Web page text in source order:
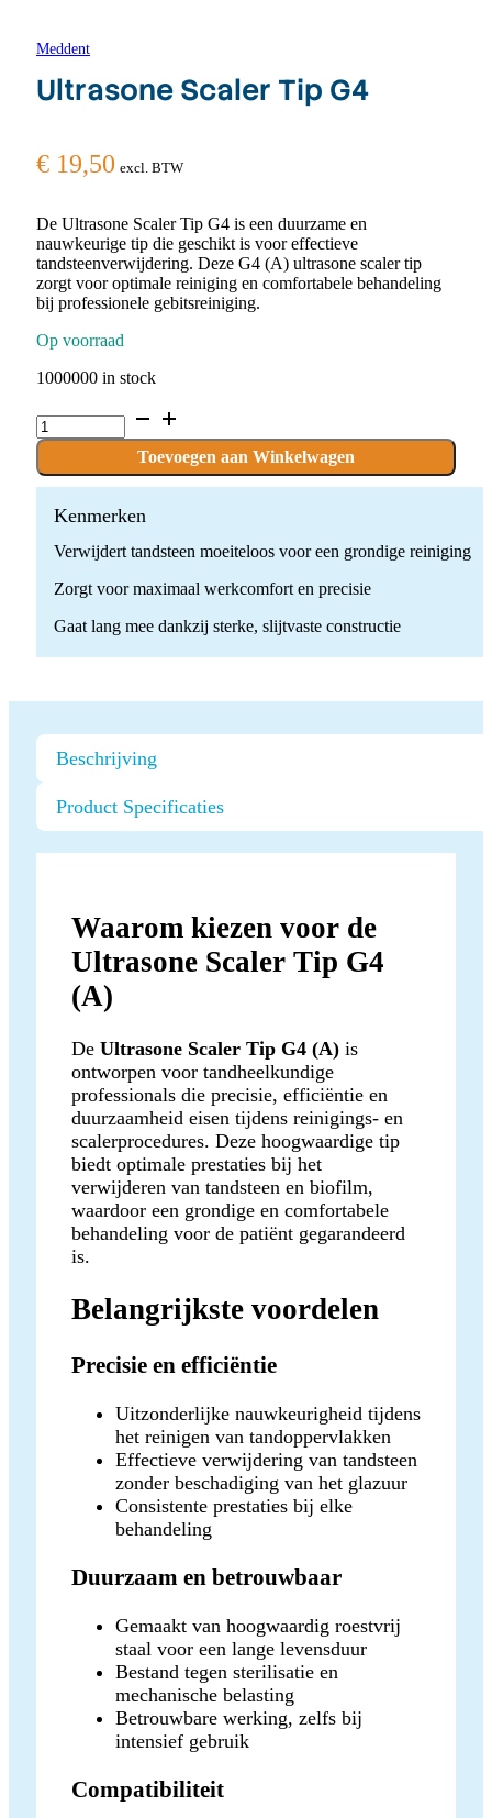
Meddent
Ultrasone Scaler Tip G4
€ 19,50 excl. BTW
De Ultrasone Scaler Tip G4 is een duurzame en
nauwkeurige tip die geschikt is voor effectieve
tandsteenverwijdering. Deze G4 (A) ultrasone scaler tip
zorgt voor optimale reiniging en comfortabele behandeling
bij professionele gebitsreiniging.
Op voorraad
1000000 in stock
Ultrasone
Scaler
G4
quantity
Toevoegen aan Winkelwagen
Kenmerken
Verwijdert tandsteen moeiteloos voor een grondige reiniging
Zorgt voor maximaal werkcomfort en precisie
Gaat lang mee dankzij sterke, slijtvaste constructie
Beschrijving
Product Specificaties
Waarom kiezen voor de
Ultrasone Scaler Tip G4
(A)
De Ultrasone Scaler Tip G4 (A) is
ontworpen voor tandheelkundige
professionals die precisie, efficiëntie en
duurzaamheid eisen tijdens reinigings- en
scalerprocedures. Deze hoogwaardige tip
biedt optimale prestaties bij het
verwijderen van tandsteen en biofilm,
waardoor een grondige en comfortabele
behandeling voor de patiënt gegarandeerd
is.
Belangrijkste voordelen
Precisie en efficiëntie
Uitzonderlijke nauwkeurigheid tijdens
het reinigen van tandoppervlakken
Effectieve verwijdering van tandsteen
zonder beschadiging van het glazuur
Consistente prestaties bij elke
behandeling
Duurzaam en betrouwbaar
Gemaakt van hoogwaardig roestvrij
staal voor een lange levensduur
Bestand tegen sterilisatie en
mechanische belasting
Betrouwbare werking, zelfs bij
intensief gebruik
Compatibiliteit